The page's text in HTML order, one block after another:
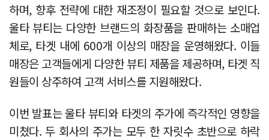
하며, 향후 전략에 대한 재조정이 필요할 것으로 보인다.
울타 뷰티는 다양한 브랜드의 화장품을 판매하는 소매업
체로, 타겟 내에 600개 이상의 매장을 운영해왔다. 이들
매장은 고객들에게 다양한 뷰티 제품을 제공하며, 타겟 직
원들이 상주하여 고객 서비스를 지원해왔다.
이번 발표는 울타 뷰티와 타겟의 주가에 즉각적인 영향을
미쳤다. 두 회사의 주가는 모두 한 자릿수 초반으로 하락